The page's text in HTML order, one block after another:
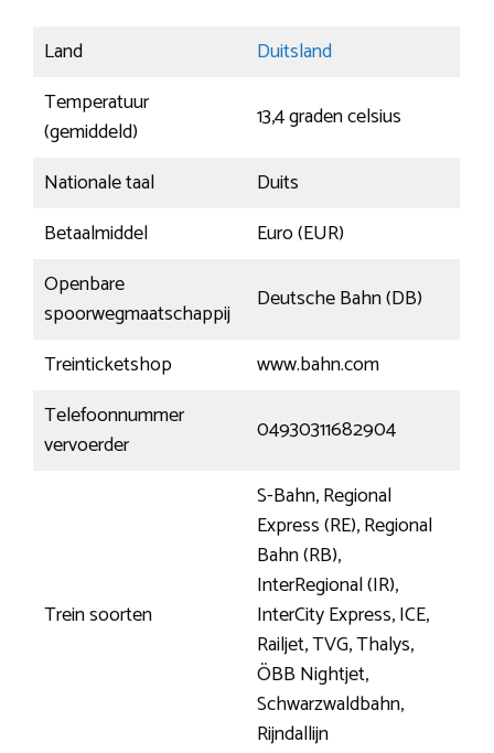
Land
Duitsland
Temperatuur
(gemiddeld)
13,4 graden celsius
Nationale taal
Duits
Betaalmiddel
Euro (EUR)
Openbare
spoorwegmaatschappij
Deutsche Bahn (DB)
Treinticketshop
www.bahn.com
Telefoonnummer
vervoerder
04930311682904
Trein soorten
S-Bahn, Regional
Express (RE), Regional
Bahn (RB),
InterRegional (IR),
InterCity Express, ICE,
Railjet, TVG, Thalys,
ÖBB Nightjet,
Schwarzwaldbahn,
Rijndallijn